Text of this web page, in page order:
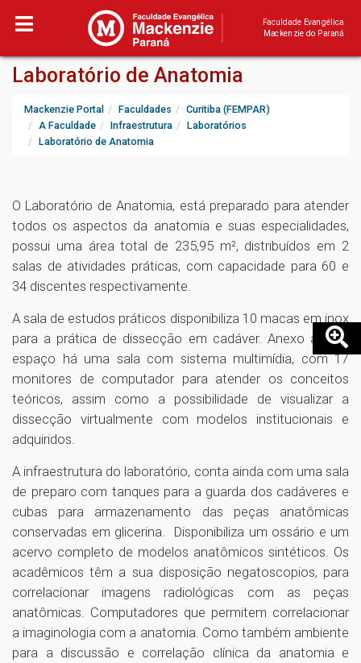
Faculdade Evangélica
Mackenzie do Paraná
Laboratório de Anatomia
Mackenzie Portal Faculdades
Curitiba (FEMPAR)
A Faculdade
Infraestrutura
Laboratórios
Laboratório de Anatomia
O Laboratório de Anatomia, está preparado para atender
todos os aspectos da anatomia e suas especialidades,
possui uma área total de 235,95 m², distribuídos em 2
salas de atividades práticas, com capacidade para 60 e
34 discentes respectivamente.
A sala de estudos práticos disponibiliza 10 macas em inox
para a prática de dissecção em cadáver. Anexo a este
espaço há uma sala com sistema multimídia, com 17
monitores de computador para atender os conceitos
teóricos, assim como a possibilidade de visualizar a
dissecção virtualmente com modelos institucionais e
adquiridos.
A infraestrutura do laboratório, conta ainda com uma sala
de preparo com tanques para a guarda dos cadáveres e
cubas para armazenamento das peças anatômicas
conservadas em glicerina. Disponibiliza um ossário e um
acervo completo de modelos anatômicos sintéticos. Os
acadêmicos têm a sua disposição negatoscopios, para
correlacionar imagens radiológicas com as peças
anatômicas. Computadores que permitem correlacionar
a imaginologia com a anatomia. Como também ambiente
para a discussão e correlação clínica da anatomia e